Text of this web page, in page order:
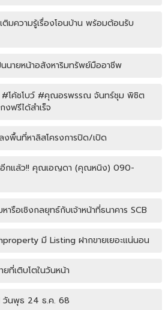
รู้เรื่องโอนบ้าน พร้อมต้อนรับ
นนายหน้าอสังหาริมทรัพย์มืออาชีพ
ณ จันทร์ชุม พิชิต
งฟรีได้สำเร็จ
งพื้นที่หาลิสโครงการปิด/เปิด
อีกแล้ว!! คุณเอญดา (คุณหนิง) 090-
รือเชิงกลยุทธ์กับเจ้าหน้าที่ธนาคาร SCB
มี Listing ฝากขายเยอะแน่นอน
ที่เติบโตในวันหน้า
วันพุธ 24 ธ.ค. 68